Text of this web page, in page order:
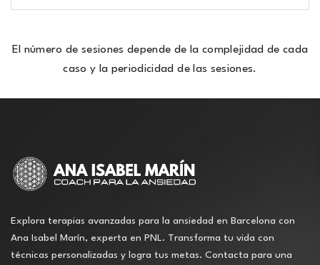
El número de sesiones depende de la complejidad de cada
caso y la periodicidad de las sesiones.
Explora terapias avanzadas para la ansiedad en Barcelona con
Ana Isabel Marín, experta en PNL. Transforma tu vida con
técnicas personalizadas y logra tus metas. Contacta para una